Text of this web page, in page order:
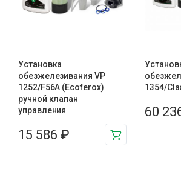
Установка
обезжелезивания VP
1252/F56A (Ecoferox)
ручной клапан
управления
15 586 ₽
1354/
60